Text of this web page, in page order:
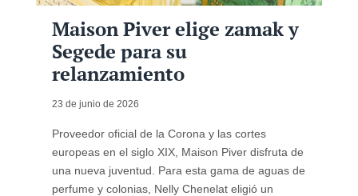
Maison Piver elige zamak y
Segede para su
relanzamiento
23 de junio de 2026
Proveedor oficial de la Corona y las cortes
europeas en el siglo XIX, Maison Piver disfruta de
una nueva juventud. Para esta gama de aguas de
perfume y colonias, Nelly Chenelat eligió un